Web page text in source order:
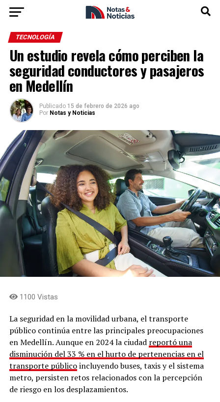
TECNOLOGÍA
Un estudio revela cómo perciben la
seguridad conductores y pasajeros
en Medellín
Publicado 15 de febrero de 2026 ago
Por Notas y Noticias
1100 Vistas
La seguridad en la movilidad urbana, el transporte
público continúa entre las principales preocupaciones
en Medellín. Aunque en 2024 la ciudad reportó una
disminución del 33 % en el hurto de pertenencias en el
transporte públicoincluyendo buses, taxis y el sistema
metro, persisten retos relacionados con la percepción
de riesgo en los desplazamientos.